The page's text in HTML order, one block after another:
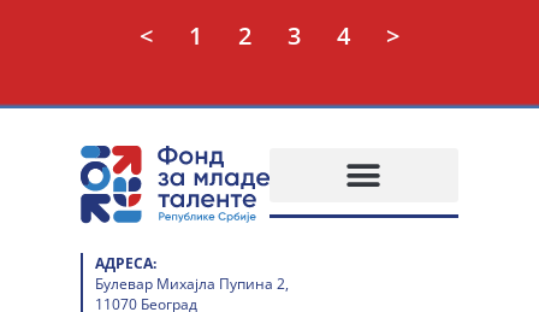
< 1 2 3 4 >
АДРЕСА:
Булевар Михајла Пупина 2,
11070 Београд